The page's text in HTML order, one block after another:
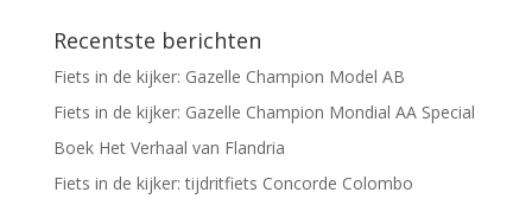
Recentste berichten
Fiets in de kijker: Gazelle Champion Model AB
Fiets in de kijker: Gazelle Champion Mondial AA Special
Boek Het Verhaal van Flandria
Fiets in de kijker: tijdritfiets Concorde Colombo